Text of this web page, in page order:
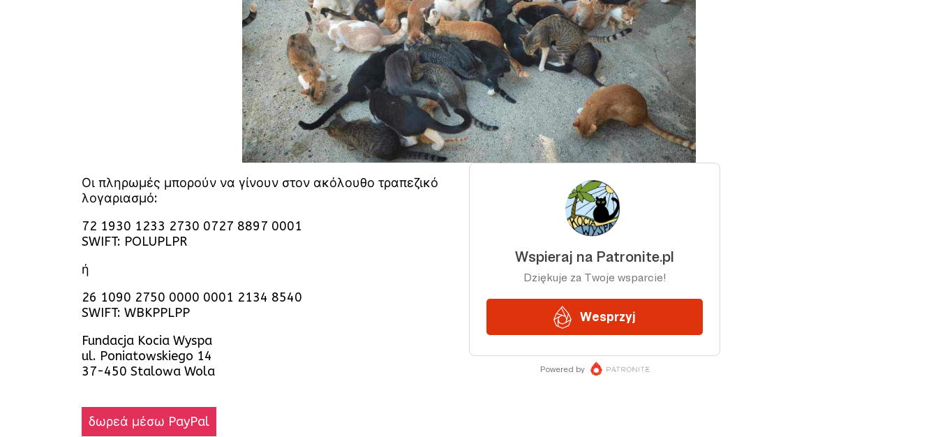
Οι πληρωμές μπορούν να γίνουν στον ακόλουθο τραπεζικό
λογαριασμό:
72 1930 1233 2730 0727 8897 0001
SWIFT: POLUPLPR
ή
26 1090 2750 0000 0001 2134 8540
SWIFT: WBKPPLPP
Fundacja Kocia Wyspa
ul. Poniatowskiego 14
37-450 Stalowa Wola
δωρεά μέσω PayPal